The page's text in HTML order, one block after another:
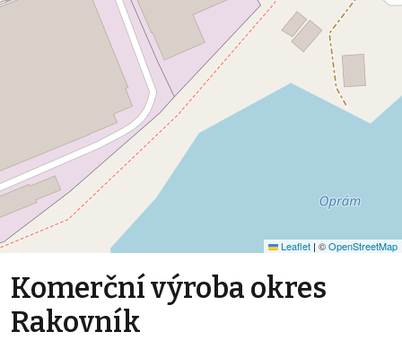
Leaflet | ©OpenStreetMap
Komerční výroba okres
Rakovník